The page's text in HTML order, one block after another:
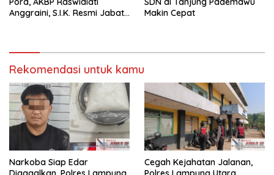
Anggraini, S.I.K. Resmi Jabat
Makin Cepat
Rekomendasi untuk kamu
Narkoba Siap Edar
Cegah Kejahatan Jalanan,